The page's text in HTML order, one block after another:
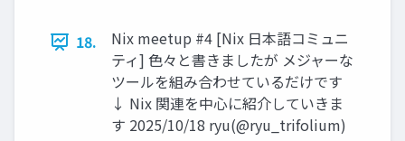
18.
Nix meetup #4 [Nix 日本語コミュニ
ティ] 色々と書きましたが メジャーな
ツールを組み合わせているだけです
↓ Nix 関連を中心に紹介していきま
す 2025/10/18 ryu(@ryu_trifolium)